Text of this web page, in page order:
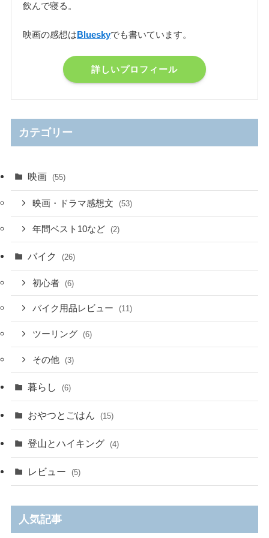
飲んで寝る。
映画の感想はBlueskyでも書いています。
詳しいプロフィール
カテゴリー
映画 (55)
映画・ドラマ感想文 (53)
年間ベスト10など (2)
バイク (26)
初心者 (6)
バイク用品レビュー (11)
ツーリング (6)
その他 (3)
暮らし (6)
おやつとごはん (15)
登山とハイキング (4)
レビュー (5)
人気記事